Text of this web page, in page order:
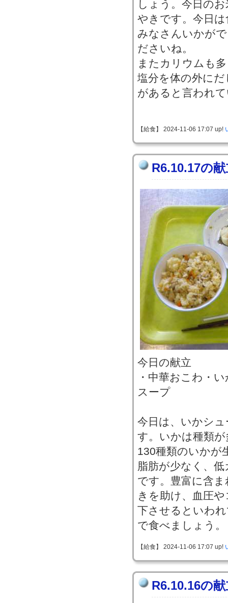
しょう。今日の
やきです。今日
みなさんいかが
ださいね。
またカリウムも
塩分を体の外に
があると言われ
【給食】 2024-11-06 17:07 up!
R6.10.17の
今日の献立
・中華おこわ・
スープ
今日は、いかシ
す。いかは種類
130種類のいかが
脂肪が少なく、
です。豊富に含
きを助け、血圧
下させるといわ
で食べましょう。
【給食】 2024-11-06 17:07 up!
R6.10.16の